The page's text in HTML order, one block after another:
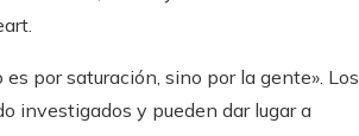
por saturación, sino por la gente». Los
investigados y pueden dar lugar a